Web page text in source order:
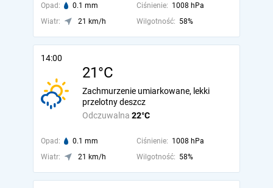
Opad: 0.1 mm Ciśnienie: 1008 hPa
Wiatr:
21 km/h Wilgotność: 58%
14:00
21°C
Odczuwalna 22°C
Zachmurzenie umiarkowane, lekki
przelotny deszcz
Opad: 0.1 mm Ciśnienie: 1008 hPa
Wiatr:
21 km/h Wilgotność: 58%